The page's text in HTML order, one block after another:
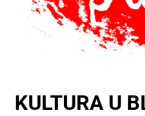
KULTURA U